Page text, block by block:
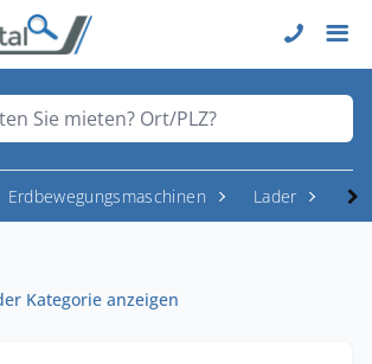
Sie mieten? Ort/PLZ?
Erdbewegungsmaschinen Lader
Kategorie anzeigen